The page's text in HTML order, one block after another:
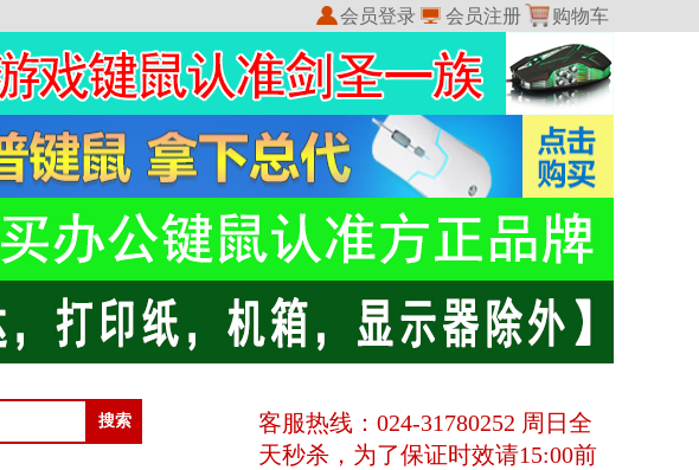
会员登录 会员注册
购物车
我的收藏
我的订单
客服热线：024-31780252 周日全
天秒杀，为了保证时效请15:00前